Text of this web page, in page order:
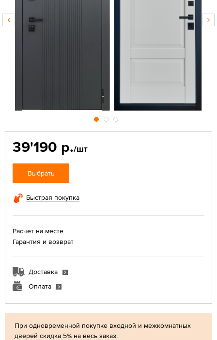
При одновременной покупке входной и межкомнатных
дверей скидка 5% на весь заказ.
39'190 р./шт
Выбрать
Быстрая покупка
Расчет на месте
Гарантия и возврат
Доставка
Оплата